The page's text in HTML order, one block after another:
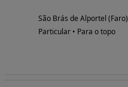
São Brás de Alportel (Faro)
Particular • Para o topo